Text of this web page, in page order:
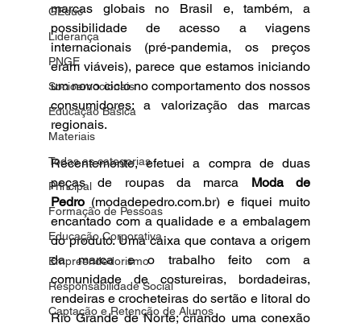
GEduc
Liderança
PNGE
Socioemocionais
Educação Básica
Materiais
Todas as categorias
Principal
Formação de Pessoas
Educação Corporativa
Empreendedorismo
Responsabilidade Social
Captação e Retenção de Alunos
marcas globais no Brasil e, também, a
possibilidade de acesso a viagens
internacionais (pré-pandemia, os preços
eram viáveis), parece que estamos iniciando
um novo ciclo no comportamento dos nossos
consumidores: a valorização das marcas
regionais.
Recentemente, efetuei a compra de duas
peças de roupas da marca Moda de
Pedro (modadepedro.com.br) e fiquei muito
encantado com a qualidade e a embalagem
do produto. Uma caixa que contava a origem
da marca e o trabalho feito com a
comunidade de costureiras, bordadeiras,
rendeiras e crocheteiras do sertão e litoral do
Rio Grande de Norte; criando uma conexão